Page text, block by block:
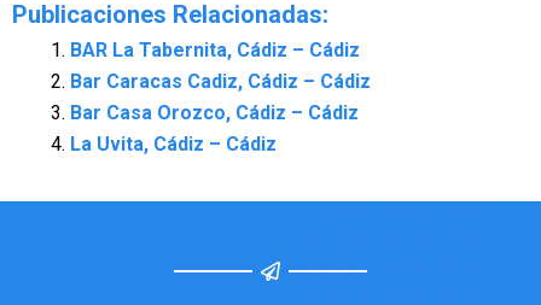
Publicaciones Relacionadas:
BAR La Tabernita, Cádiz – Cádiz
Bar Caracas Cadiz, Cádiz – Cádiz
Bar Casa Orozco, Cádiz – Cádiz
La Uvita, Cádiz – Cádiz